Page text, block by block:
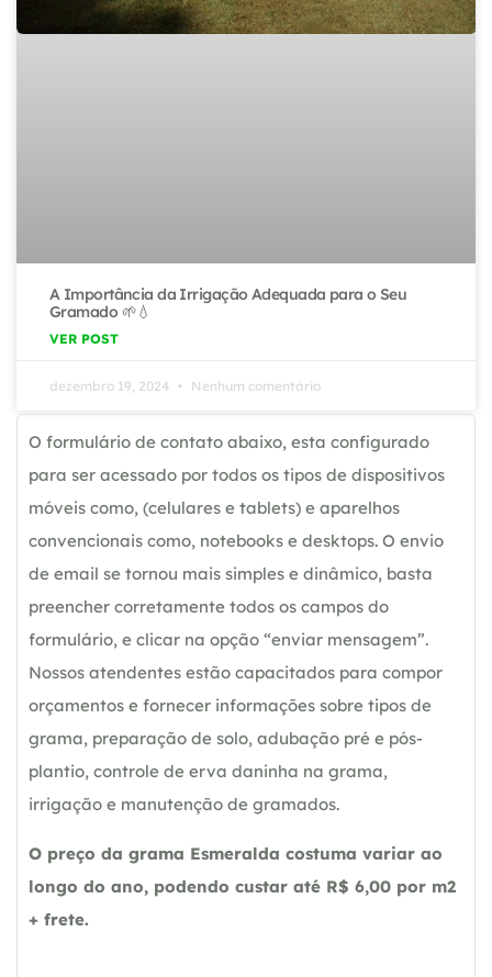
A Importância da Irrigação Adequada para o Seu
Gramado 🌱💧
VER POST
dezembro 19, 2024 Nenhum comentário
O formulário de contato abaixo, esta configurado
para ser acessado por todos os tipos de dispositivos
móveis como, (celulares e tablets) e aparelhos
convencionais como, notebooks e desktops. O envio
de email se tornou mais simples e dinâmico, basta
preencher corretamente todos os campos do
formulário, e clicar na opção “enviar mensagem”.
Nossos atendentes estão capacitados para compor
orçamentos e fornecer informações sobre tipos de
grama, preparação de solo, adubação pré e pós-
plantio, controle de erva daninha na grama,
irrigação e manutenção de gramados.
O preço da grama Esmeralda costuma variar ao
longo do ano, podendo custar até R$ 6,00 por m2
+ frete.